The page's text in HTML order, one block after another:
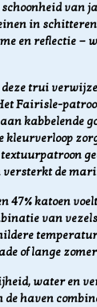
schoonheid van
in
en reflectie —
trui
Fairisle-
kabbelende
de
47% katoen
van
of lange
water en
haven